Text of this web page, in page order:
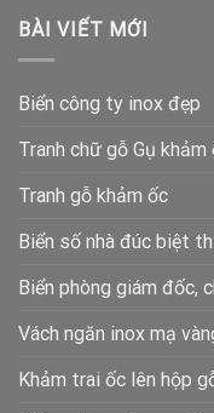
BÀI VIẾT MỚI
Biển công ty inox đẹp
Tranh chữ gỗ Gụ khảm
Tranh gỗ khảm ốc
Biển số nhà đúc biệt
Biển phòng giám đốc,
Vách ngăn inox mạ
Khảm trai ốc lên hộp